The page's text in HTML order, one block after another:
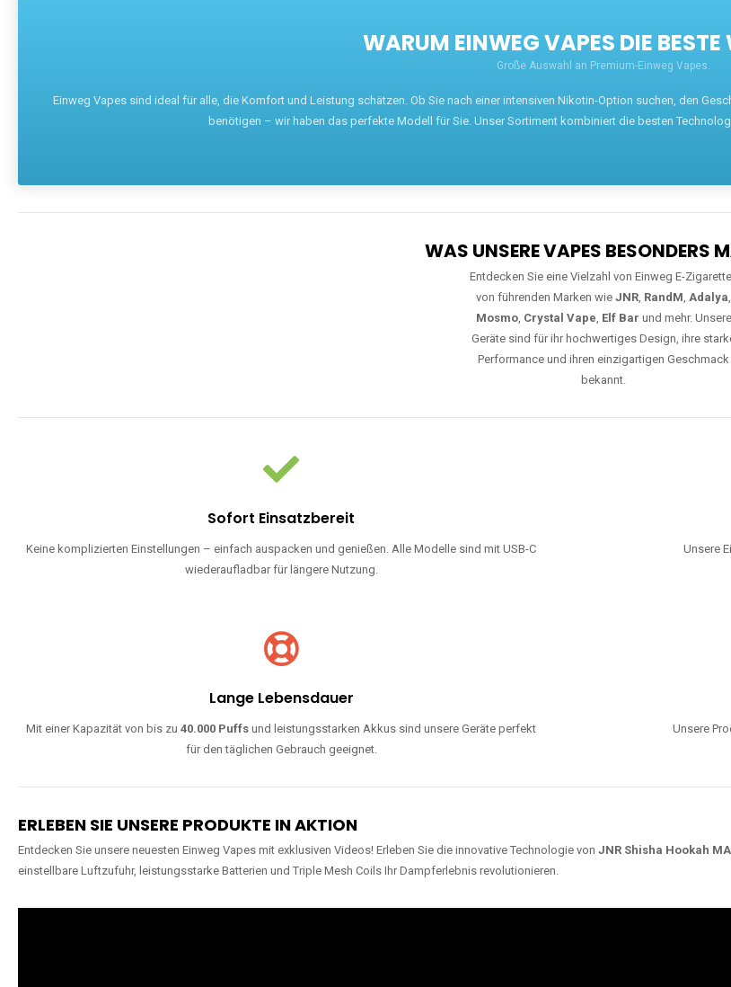
WARUM EINWEG VAPES DIE
Große Auswahl an Premium-Einweg Vapes.
Einweg Vapes sind ideal für alle, die Komfort und Leistung schätzen. Ob Sie nach einer intensiven Nikotin-Option suchen, den
benötigen – wir haben das perfekte Modell für Sie. Unser Sortiment kombiniert die besten
WAS UNSERE VAPES BESONDERS
Entdecken Sie eine Vielzahl von Einweg E-
von führenden Marken wie JNR, RandM, Adalya,
Mosmo, Crystal Vape, Elf Bar und mehr. Unsere
Geräte sind für ihr hochwertiges Design, ihre
Performance und ihren einzigartigen Geschmack
bekannt.
Sofort Einsatzbereit
Keine komplizierten Einstellungen – einfach auspacken und genießen. Alle Modelle sind mit USB-C
wiederaufladbar für längere Nutzung.
Unsere
Lange Lebensdauer
Mit einer Kapazität von bis zu40.000 Puffs und leistungsstarken Akkus sind unsere Geräte perfekt
für den täglichen Gebrauch geeignet.
Unsere
ERLEBEN SIE UNSERE PRODUKTE IN AKTION
Entdecken Sie unsere neuesten Einweg Vapes mit exklusiven Videos! Erleben Sie die innovative Technologie von JNR Shisha Hookah
einstellbare Luftzufuhr, leistungsstarke Batterien und Triple Mesh Coils Ihr Dampferlebnis revolutionieren.